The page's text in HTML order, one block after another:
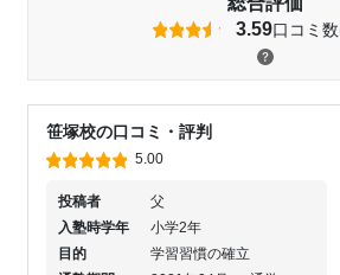
3.59口コミ
笹塚校の口コミ・評判
5.00
投稿者
父
入塾時学年
小学2年
目的
学習習慣の確立